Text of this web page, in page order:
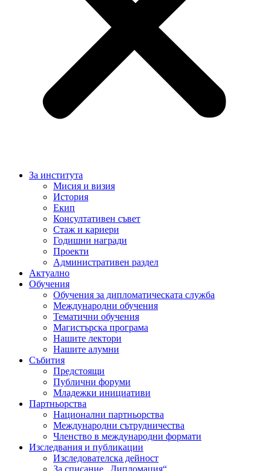
За института
Мисия и визия
История
Екип
Консултативен съвет
Стаж и кариери
Годишни награди
Проекти
Административен раздел
Актуално
Обучения
Обучения за дипломатическата служба
Международни обучения
Тематични обучения
Магистърска програма
Нашите лектори
Нашите алумни
Събития
Предстоящи
Публични форуми
Младежки инициативи
Партньорства
Национални партньорства
Международни сътрудничества
Членство в международни формати
Изследвания и публикации
Изследователска дейност
За списание „Дипломация“